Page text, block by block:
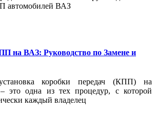
автомобилей ВАЗ
на ВАЗ: Руководство по Замене и
коробки передач (КПП) на
это одна из тех процедур, с которой
каждый владелец